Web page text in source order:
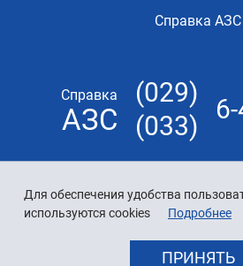
Для обеспечения удобства
используются cookies
Подробнее
ПРИНЯТЬ
Справка АЗС
Справка
АЗС
(029)
(033)